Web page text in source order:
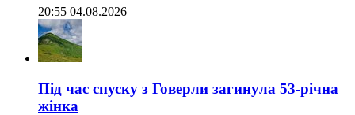
20:55 04.08.2026
Під час спуску з Говерли загинула 53-річна
жінка